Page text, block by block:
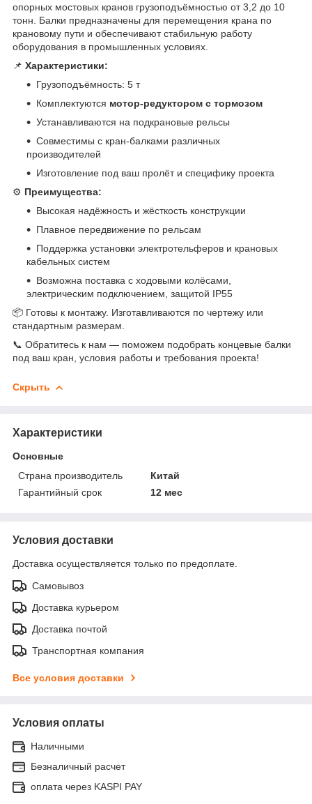
опорных мостовых кранов грузоподъёмностью от 3,2 до 10
тонн. Балки предназначены для перемещения крана по
крановому пути и обеспечивают стабильную работу
оборудования в промышленных условиях.
📌 Характеристики:
Грузоподъёмность: 5 т
Комплектуются мотор-редуктором с тормозом
Устанавливаются на подкрановые рельсы
Совместимы с кран-балками различных
производителей
Изготовление под ваш пролёт и специфику проекта
⚙️ Преимущества:
Высокая надёжность и жёсткость конструкции
Плавное передвижение по рельсам
Поддержка установки электротельферов и крановых
кабельных систем
Возможна поставка с ходовыми колёсами,
электрическим подключением, защитой IP55
📦 Готовы к монтажу. Изготавливаются по чертежу или
стандартным размерам.
📞 Обратитесь к нам — поможем подобрать концевые балки
под ваш кран, условия работы и требования проекта!
Скрыть
Характеристики
Основные
Страна производитель
Китай
Гарантийный срок
12 мес
Условия доставки
Доставка осуществляется только по предоплате.
Самовывоз
Доставка курьером
Доставка почтой
Транспортная компания
Все условия доставки
Условия оплаты
Наличными
Безналичный расчет
оплата через KASPI PAY